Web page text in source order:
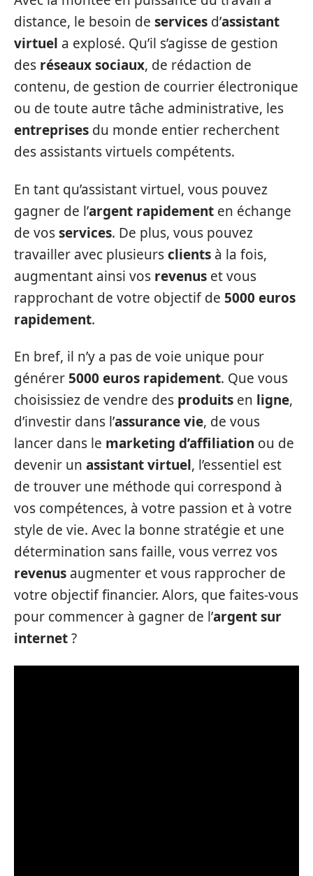
distance, le besoin de services d’assistant
virtuel a explosé. Qu’il s’agisse de gestion
des réseaux sociaux, de rédaction de
contenu, de gestion de courrier électronique
ou de toute autre tâche administrative, les
entreprises du monde entier recherchent
des assistants virtuels compétents.
En tant qu’assistant virtuel, vous pouvez
gagner de l’argent rapidement en échange
de vosservices. De plus, vous pouvez
travailler avec plusieursclients à la fois,
augmentant ainsi vos revenus et vous
rapprochant de votre objectif de 5000 euros
rapidement.
En bref, il n’y a pas de voie unique pour
générer 5000 euros rapidement. Que vous
choisissiez de vendre des produits en ligne,
d’investir dans l’assurance vie, de vous
lancer dans le marketing d’affiliation ou de
devenir un assistant virtuel, l’essentiel est
de trouver une méthode qui correspond à
vos compétences, à votre passion et à votre
style de vie. Avec la bonne stratégie et une
détermination sans faille, vous verrez vos
revenus augmenter et vous rapprocher de
votre objectif financier. Alors, que faites-vous
pour commencer à gagner de l’argent sur
internet?